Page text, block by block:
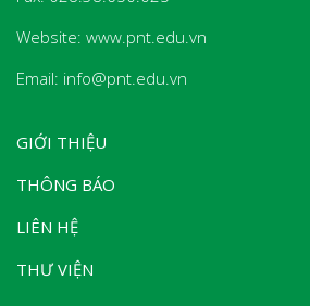
Website: www.pnt.edu.vn
Email: info@pnt.edu.vn
GIỚI THIỆU
THÔNG BÁO
LIÊN HỆ
THƯ VIỆN